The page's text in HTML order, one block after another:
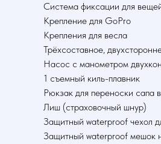
Система фиксации для
Крепление для GoPro
Крепления для весла
Трёхсоставное,
Насос с манометром
1 съемный киль-плавник
Рюкзак для переноски сапа
Лиш (страховочный шнур)
Защитный waterproof чехол
Защитный waterproof мешок